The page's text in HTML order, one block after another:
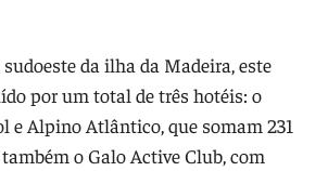
da ilha da Madeira, este
por um total de três hotéis: o
e Alpino Atlântico, que somam 231
o Galo Active Club, com